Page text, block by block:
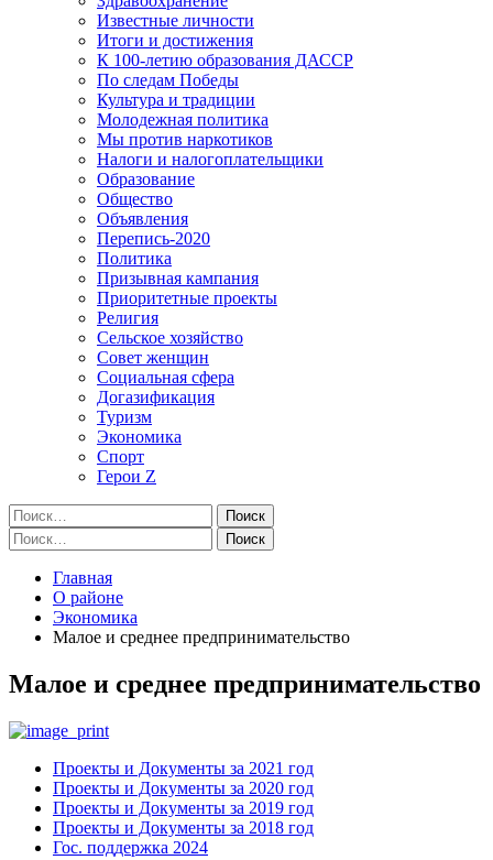
Известные личности
Итоги и достижения
К 100-летию образования ДАССР
По следам Победы
Культура и традиции
Молодежная политика
Мы против наркотиков
Налоги и налогоплательщики
Образование
Общество
Объявления
Перепись-2020
Политика
Призывная кампания
Приоритетные проекты
Религия
Сельское хозяйство
Совет женщин
Социальная сфера
Догазификация
Туризм
Экономика
Спорт
Герои Z
Найти:
Найти:
Главная
О районе
Экономика
Малое и среднее предпринимательство
Малое и среднее предпринимательство
Проекты и Документы за 2021 год
Проекты и Документы за 2020 год
Проекты и Документы за 2019 год
Проекты и Документы за 2018 год
Гос. поддержка 2024